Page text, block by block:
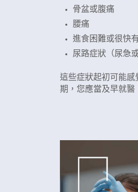
骨盆或腹痛
腰痛
進食困難或很快
尿路症狀（尿急
這些症狀起初可能感
期，您應當及早就醫